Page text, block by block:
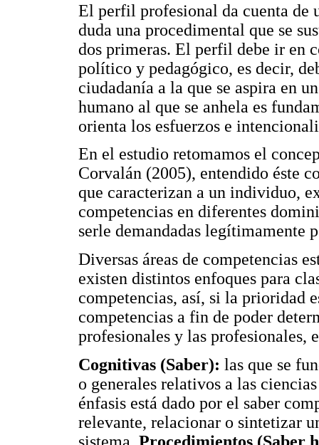
El perfil profesional da cuenta de
duda una procedimental que se
dos primeras. El perfil debe ir en
político y pedagógico, es decir,
ciudadanía a la que se aspira en
humano al que se anhela es
orienta los esfuerzos e
En el estudio retomamos el
Corvalán (2005), entendido éste
que caracterizan a un individuo,
competencias en diferentes
serle demandadas legítimamente
Diversas áreas de competencias
existen distintos enfoques para
competencias, así, si la prioridad
competencias a fin de poder
profesionales y las profesionales,
Cognitivas (Saber): las que se
o generales relativos a las
énfasis está dado por el saber
relevante, relacionar o sintetizar
sistema. Procedimientos (Saber